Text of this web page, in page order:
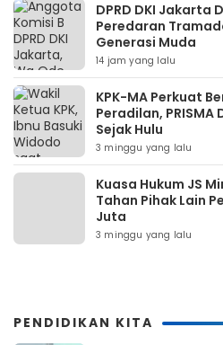
DPRD DKI Jakarta
Peredaran
Generasi Muda
14 jam yang lalu
KPK-MA Perkuat
Peradilan,
Sejak Hulu
3 minggu yang lalu
Kuasa Hukum JS
Tahan Pihak Lain
Juta
3 minggu yang lalu
PENDIDIKAN KITA